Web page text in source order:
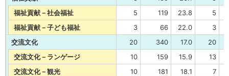
福祉貢献－社会福祉
5 119 23.8
5
福祉貢献－子ども福祉
3 66 22.0
3
交流文化
20 340 17.0
20
交流文化－ランゲージ
10 159 15.9
13
交流文化－観光
10 181 18.1
7